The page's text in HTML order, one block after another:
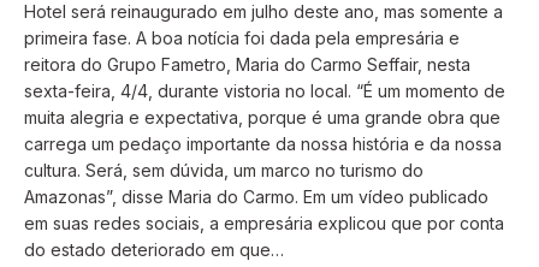
Hotel será reinaugurado em julho deste ano, mas somente a
primeira fase. A boa notícia foi dada pela empresária e
reitora do Grupo Fametro, Maria do Carmo Seffair, nesta
sexta-feira, 4/4, durante vistoria no local. “É um momento de
muita alegria e expectativa, porque é uma grande obra que
carrega um pedaço importante da nossa história e da nossa
cultura. Será, sem dúvida, um marco no turismo do
Amazonas”, disse Maria do Carmo. Em um vídeo publicado
em suas redes sociais, a empresária explicou que por conta
do estado deteriorado em que…